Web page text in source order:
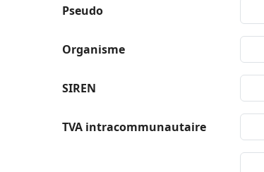
Pseudo
Organisme
SIREN
TVA intracommunautaire